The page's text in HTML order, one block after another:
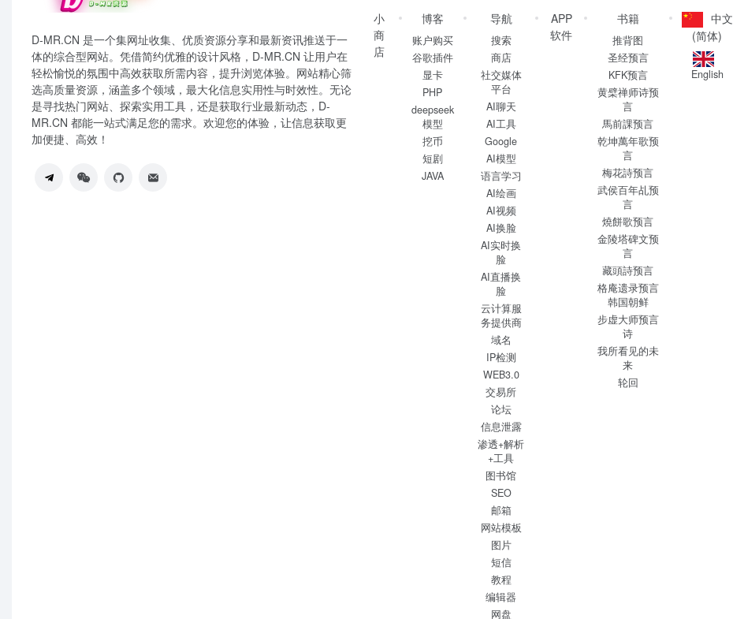
D-MR.CN 是一个集网址收集、优质资源分享和最新资讯推送于一
体的综合型网站。凭借简约优雅的设计风格，D-MR.CN 让用户在
轻松愉悦的氛围中高效获取所需内容，提升浏览体验。网站精心筛
选高质量资源，涵盖多个领域，最大化信息实用性与时效性。无论
是寻找热门网站、探索实用工具，还是获取行业最新动态，D-
MR.CN 都能一站式满足您的需求。欢迎您的体验，让信息获取更
加便捷、高效！
小
商
店
博客
账户购买
谷歌插件
显卡
PHP
deepseek
模型
挖币
短剧
JAVA
导航
搜索
商店
社交媒体
平台
AI聊天
AI工具
Google
AI模型
语言学习
AI绘画
AI视频
AI换脸
AI实时换
脸
AI直播换
脸
云计算服
务提供商
域名
IP检测
WEB3.0
交易所
论坛
信息泄露
渗透+解析
+工具
图书馆
SEO
邮箱
网站模板
图片
短信
教程
编辑器
网盘
APP
软件
书籍
推背图
圣经预言
KFK预言
黄檗禅师诗预
言
馬前課预言
乾坤萬年歌预
言
梅花詩预言
武侯百年乩预
言
燒餅歌预言
金陵塔碑文预
言
藏頭詩预言
格庵遗录预言
韩国朝鲜
步虚大师预言
诗
我所看见的未
来
轮回
中文
(简体)
English